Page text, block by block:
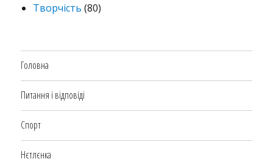
Творчість (80)
Головна
Питання і відповіді
Спорт
Нєтлєнка